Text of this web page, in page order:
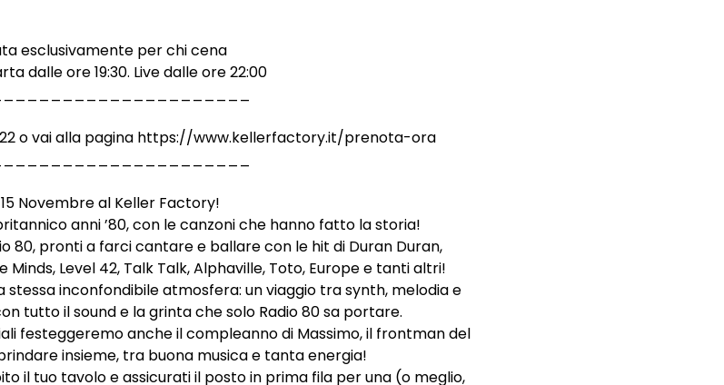
esclusivamente per chi cena
dalle ore 19:30. Live dalle ore 22:00
o vai alla pagina https://www.kellerfactory.it/prenota-ora
Novembre al Keller Factory!
anni ’80, con le canzoni che hanno fatto la storia!
80, pronti a farci cantare e ballare con le hit di Duran Duran,
Minds, Level 42, Talk Talk, Alphaville, Toto, Europe e tanti altri!
stessa inconfondibile atmosfera: un viaggio tra synth, melodia e
tutto il sound e la grinta che solo Radio 80 sa portare.
festeggeremo anche il compleanno di Massimo, il frontman del
insieme, tra buona musica e tanta energia!
il tuo tavolo e assicurati il posto in prima fila per una (o meglio,